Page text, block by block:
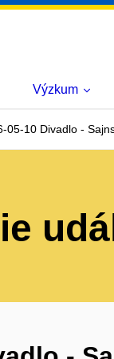
Výzkum
05-10 Divadlo -